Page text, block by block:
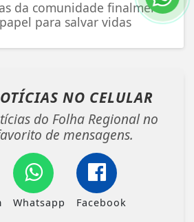
da comunidade finalmente
para salvar vidas
NO CELULAR
do Folha Regional no
de mensagens.
Whatsapp Facebook